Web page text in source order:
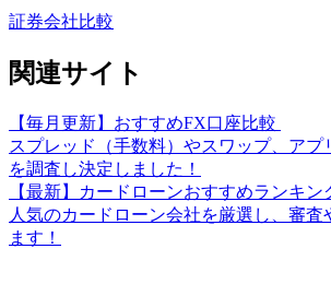
証券会社比較
関連サイト
【毎月更新】おすすめFX口座比較
スプレッド（手数料）やスワップ、アプ
を調査し決定しました！
【最新】カードローンおすすめランキン
人気のカードローン会社を厳選し、審査
ます！